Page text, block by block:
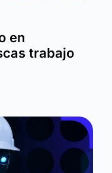
en
trabajo